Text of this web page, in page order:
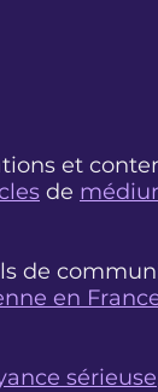
et
de
de
en
sérieuse